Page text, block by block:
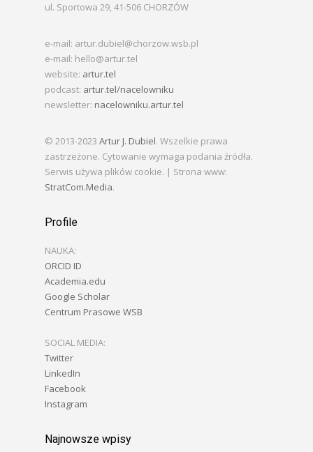
ul. Sportowa 29, 41-506 CHORZÓW
e-mail: artur.dubiel@chorzow.wsb.pl
e-mail: hello@artur.tel
website: artur.tel
podcast: artur.tel/nacelowniku
newsletter: nacelowniku.artur.tel
© 2013-2023 Artur J. Dubiel. Wszelkie prawa
zastrzeżone. Cytowanie wymaga podania źródła.
Serwis używa plików cookie. | Strona www:
StratCom.Media.
Profile
NAUKA:
ORCID ID
Academia.edu
Google Scholar
Centrum Prasowe WSB
SOCIAL MEDIA:
Twitter
LinkedIn
Facebook
Instagram
Najnowsze wpisy